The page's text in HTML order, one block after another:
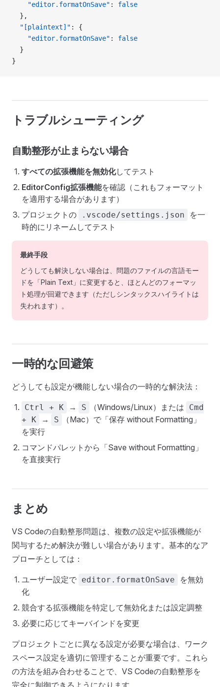
    "editor.formatOnSave"
: false
  },
  "[plaintext]"
: {
    "editor.formatOnSave"
: false
  }
}
トラブルシューティング
自動整形が止まらない場合
すべての拡張機能を無効化してテスト
EditorConfig拡張機能を確認（これもフォーマット
を適用する場合があります）
プロジェクトの
.vscode/settings.json
を一
時的にリネームしてテスト
最終手段
どうしても解決しない場合は、問題のファイルの言語モー
ドを「Plain Text」に変更すると、ほとんどのフォーマッ
ト処理が回避できます（ただしシンタックスハイライトは
失われます）。
一時的な回避策
どうしても設定が機能しない場合の一時的な解決法：
Ctrl + K → S （Windows/Linux）または
Cmd
+ K
→ S
（Mac）で「保存 without Formatting」
を実行
コマンドパレットから「Save without Formatting」
を直接実行
まとめ
VS Codeの自動整形問題は、複数の設定や拡張機能が
関与するため解決が難しい場合があります。基本的なア
プローチとしては：
ユーザー設定で editor.formatOnSave
を無効
化
競合する拡張機能を特定して無効化または設定調整
必要に応じてキーバインドを変更
プロジェクトごとに異なる設定が必要な場合は、ワーク
スペース設定を適切に管理することが重要です。これら
の方法を組み合わせることで、VS Codeの自動整形を
完全に制御できるようになります。